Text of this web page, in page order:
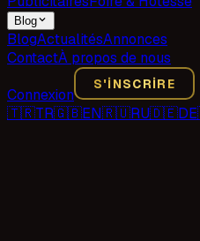
Blog
BlogActualitésAnnonces
ContactÀ propos de nous
Connexion
S'INSCRIRE
🇹🇷TR🇬🇧EN🇷🇺RU🇩🇪DE